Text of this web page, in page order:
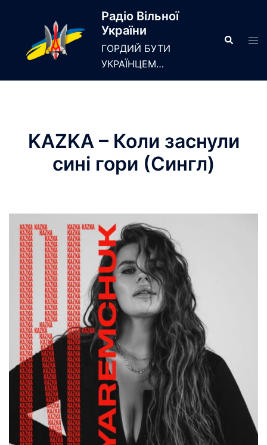
Радіо Вільної
України
ГОРДИЙ БУТИ
УКРАЇНЦЕМ…
Search
KAZKA – Коли заснули
сині гори (Сингл)